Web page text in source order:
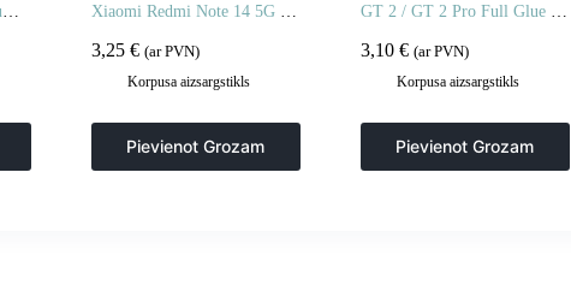
Xiaomi Redmi Note 14 5G /
aizsardzībai – 2 gab.
3,25 € (ar PVN)
Korpusa aizsargstikls
Pievienot Grozam
GT 2 / GT 2 Pro Full Glue 42
3,10 € (ar PVN)
Korpusa aizsargstikls
Pievienot Grozam